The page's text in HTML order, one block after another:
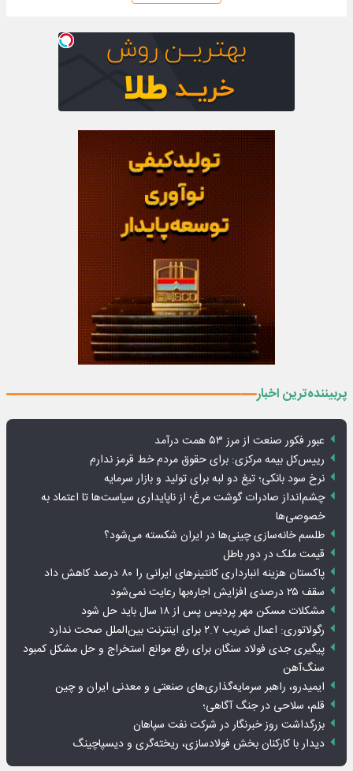
پربیننده‌ترین اخبار
عبور فکور صنعت از مرز ۵۳ همت درآمد
رییس‌کل بیمه مرکزی: برای حقوق مردم خط قرمز ندارم
نرخ سود بانکی؛ تیغ دو لبه برای تولید و بازار سرمایه
چشم‌انداز صادرات گوشت مرغ؛ از ناپایداری سیاست‌ها تا اعتماد به
خصوصی‌ها
طلسم خانه‌سازی چینی‌ها در ایران شکسته می‌شود؟
قیمت ملک در دور باطل
پاکستان هزینه انبارداری کانتینرهای ایرانی را ۸۰ درصد کاهش داد
سقف ۲۵ درصدی افزایش اجاره‌بها رعایت نمی‌شود
مشکلات مسکن مهر پردیس پس از ۱۸ سال باید حل شود
رگولاتوری: اعمال ضریب ۲.۷ برای اینترنت بین‌الملل صحت ندارد
پیگیری جدی فولاد سنگان برای رفع موانع استخراج و حل مشکل کمبود
سنگ‌آهن
ایمیدرو، راهبر سرمایه‌گذاری‌های صنعتی و معدنی ایران و چین
قلم، سلاحی در جنگ آگاهی؛
بزرگداشت روز خبرنگار در شرکت نفت سپاهان
دیدار با کارکنان بخش فولادسازی، ریخته‌گری و دیسپاچینگ